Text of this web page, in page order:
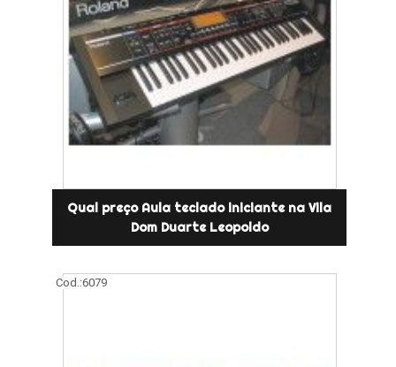
Qual preço Aula teclado iniciante na Vila
Dom Duarte Leopoldo
Cod.:6079